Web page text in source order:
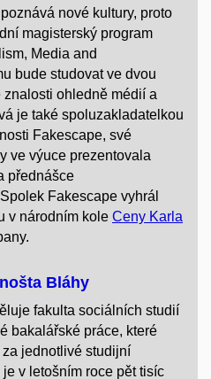
nové kultury, proto
magisterský program
Media and
bude studovat ve dvou
ohledně médií a
je také spoluzakladatelkou
Fakescape, své
ve výuce prezentovala
přednášce
Fakescape vyhrál
v národním kole Ceny Karla
Bláhy
fakulta sociálních studií
bakalářské práce, které
jednotlivé studijní
v letošním roce pět tisíc